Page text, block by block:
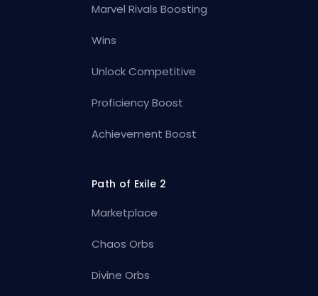
Marvel Rivals Boosting
Wins
Unlock Competitive
Proficiency Boost
Achievement Boost
Path of Exile 2
Marketplace
Chaos Orbs
Divine Orbs